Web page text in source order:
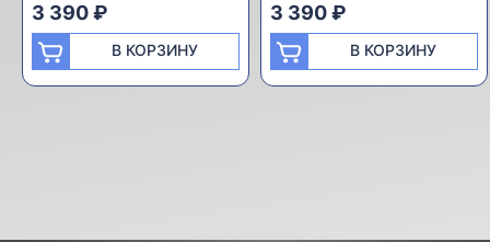
3 390 ₽
В КОРЗИНУ
3 390 ₽
В КОРЗИНУ